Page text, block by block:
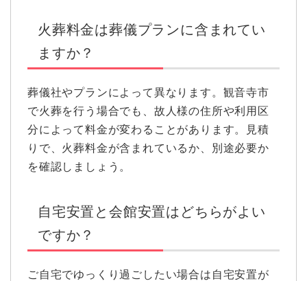
火葬料金は葬儀プランに含まれてい
ますか？
葬儀社やプランによって異なります。観音寺市
で火葬を行う場合でも、故人様の住所や利用区
分によって料金が変わることがあります。見積
りで、火葬料金が含まれているか、別途必要か
を確認しましょう。
自宅安置と会館安置はどちらがよい
ですか？
ご自宅でゆっくり過ごしたい場合は自宅安置が